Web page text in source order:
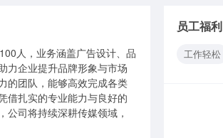
人，业务涵盖广告设计、品
力企业提升品牌形象与市场
的团队，能够高效完成各类
借扎实的专业能力与良好的
司将持续深耕传媒领域，
员工福利
工作轻松